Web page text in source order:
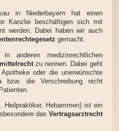
in Niederbayern hat einen
Kanzlei beschäftigen sich mit
werden. Dabei haben wir auch
gemacht.
anderen medizinrechtlichen
zu nennen. Dabei geht
oder die unerwünschte
bzw. die Verschreibung nicht
Heilpraktiker, Hebammen) ist ein
das Vertragsarztrecht